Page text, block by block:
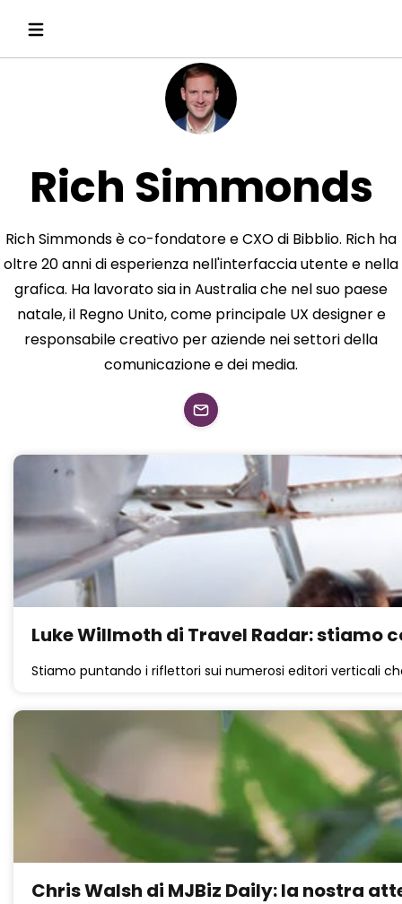
Rich Simmonds
Rich Simmonds è co-fondatore e CXO di Bibblio. Rich ha
oltre 20 anni di esperienza nell'interfaccia utente e nella
grafica. Ha lavorato sia in Australia che nel suo paese
natale, il Regno Unito, come principale UX designer e
responsabile creativo per aziende nei settori della
comunicazione e dei media.
Luke Willmoth di Travel Radar:
Stiamo puntando i riflettori sui numerosi editori verticali
Chris Walsh di MJBiz Daily: la nostra